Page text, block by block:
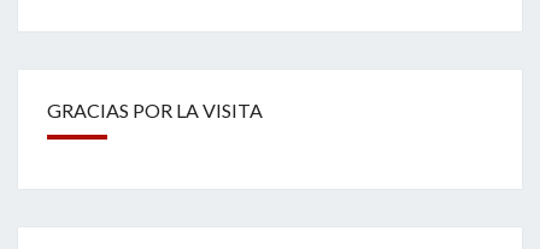
GRACIAS POR LA VISITA